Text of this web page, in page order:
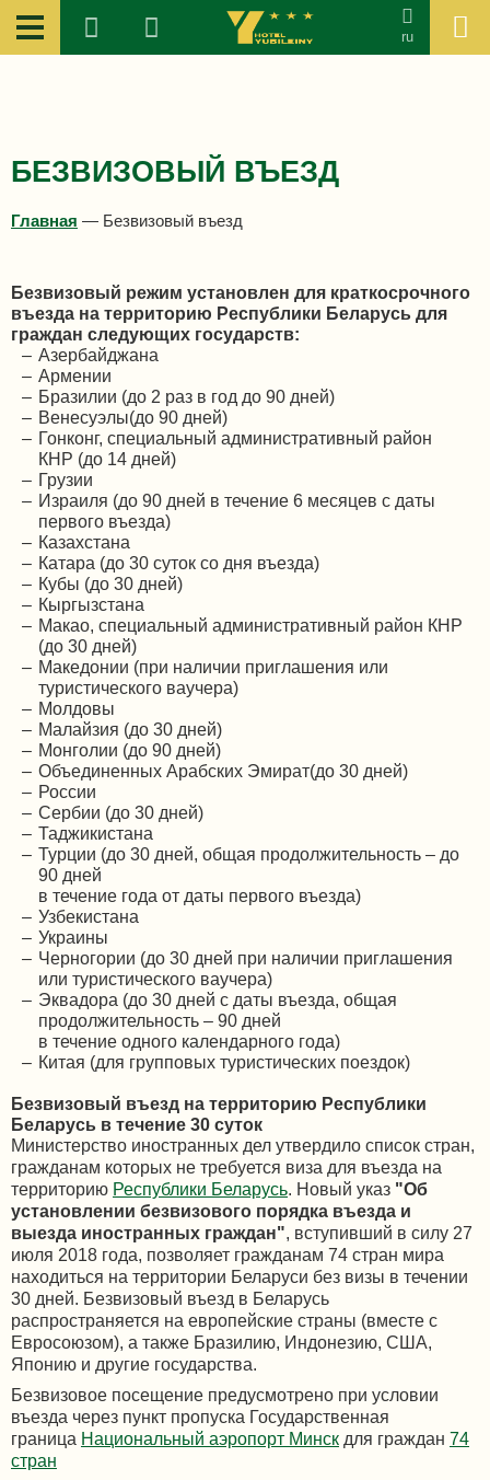
ru
БЕЗВИЗОВЫЙ ВЪЕЗД
Главная — Безвизовый въезд
Безвизовый режим установлен для краткосрочного
въезда на территорию Республики Беларусь для
граждан следующих государств:
Азербайджана
Армении
Бразилии (до 2 раз в год до 90 дней)
Венесуэлы(до 90 дней)
Гонконг, специальный административный район
КНР (до 14 дней)
Грузии
Израиля (до 90 дней в течение 6 месяцев с даты
первого въезда)
Казахстана
Катара (до 30 суток со дня въезда)
Кубы (до 30 дней)
Кыргызстана
Макао, специальный административный район КНР
(до 30 дней)
Македонии (при наличии приглашения или
туристического ваучера)
Молдовы
Малайзия (до 30 дней)
Монголии (до 90 дней)
Объединенных Арабских Эмират(до 30 дней)
России
Сербии (до 30 дней)
Таджикистана
Турции (до 30 дней, общая продолжительность – до
90 дней
в течение года от даты первого въезда)
Узбекистана
Украины
Черногории (до 30 дней при наличии приглашения
или туристического ваучера)
Эквадора (до 30 дней с даты въезда, общая
продолжительность – 90 дней
в течение одного календарного года)
Китая (для групповых туристических поездок)
Безвизовый въезд на территорию Республики
Беларусь в течение 30 суток
Министерство иностранных дел утвердило список стран,
гражданам которых не требуется виза для въезда на
территорию Республики Беларусь. Новый указ "Об
установлении безвизового порядка въезда и
выезда иностранных граждан", вступивший в силу 27
июля 2018 года, позволяет гражданам 74 стран мира
находиться на территории Беларуси без визы в течении
30 дней. Безвизовый въезд в Беларусь
распространяется на европейские страны (вместе с
Евросоюзом), а также Бразилию, Индонезию, США,
Японию и другие государства.
Безвизовое посещение предусмотрено при условии
въезда через пункт пропуска Государственная
граница Национальный аэропорт Минск для граждан 74
стран